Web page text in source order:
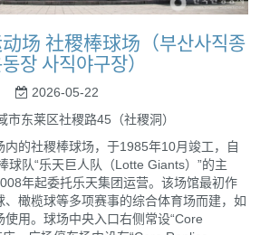
场 社稷棒球场（부산사직종
장 사직야구장）
2026-05-22
市东莱区社稷路45（社稷洞）
的社稷棒球场，于1985年10月竣工，自
球队“乐天巨人队（Lotte Giants）”的主
年起委托乐天集团运营。该场馆最初作
、橄榄球等多项赛事的综合体育场而建，如
用。球场中央入口右侧常设“Core